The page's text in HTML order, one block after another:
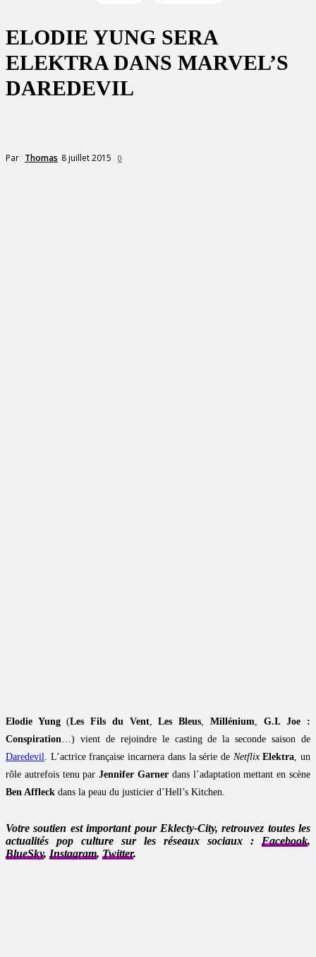
ELODIE YUNG SERA
ELEKTRA DANS MARVEL’S
DAREDEVIL
Par Thomas 8 juillet 2015 0
Elodie Yung(Les Fils du Vent,Les Bleus, Millénium, G.I. Joe :
Conspiration…) vient de rejoindre le casting de la seconde saison de
Daredevil. L’actrice française incarnera dans la série de Netflix Elektra, un
rôle autrefois tenu parJennifer Garner dans l’adaptation mettant en scène
Ben Affleck dans la peau du justicier d’Hell’s Kitchen.
Votre soutien est important pour Eklecty-City, retrouvez toutes les
actualités pop culture sur les réseaux sociaux : Facebook,
BlueSky, Instagram, Twitter.